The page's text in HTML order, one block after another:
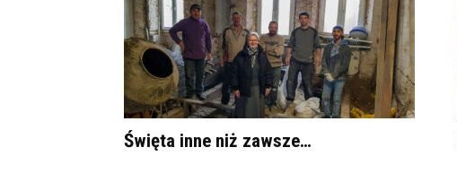
Święta inne niż zawsze…